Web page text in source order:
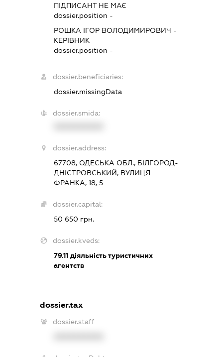
ПІДПИСАНТНЕ МАЄ
dossier.position -
РОШКА ІГОР ВОЛОДИМИРОВИЧ -
КЕРІВНИК
dossier.position -
dossier.beneficiaries:
dossier.missingData
dossier.smida:
dossier.address:
67708, ОДЕСЬКА ОБЛ., БІЛГОРОД-
ДНІСТРОВСЬКИЙ, ВУЛИЦЯ
ФРАНКА, 18, 5
dossier.capital:
50 650 грн.
dossier.kveds:
79.11 діяльність туристичних
агентств
dossier.tax
dossier.staff